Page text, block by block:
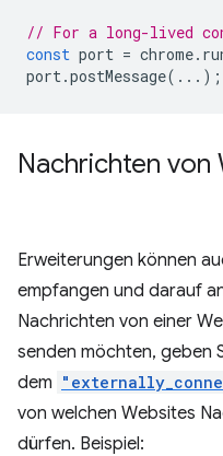
// For a long-lived
const port = chrome.
port.postMessage(...);
Nachrichten von
Erweiterungen können
empfangen und darauf
Nachrichten von einer
senden möchten, geben
dem
von welchen Websites
dürfen. Beispiel: